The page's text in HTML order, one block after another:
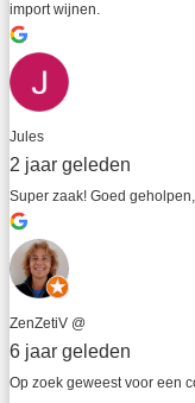
import wijnen.
Jules
2 jaar geleden
Super zaak! Goed
ZenZetiV @
6 jaar geleden
Op zoek geweest voor een